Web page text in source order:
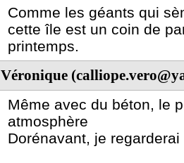
Comme les géants qui
cette île est un coin de
printemps.
Véronique
Même avec du béton, le
atmosphère
Dorénavant, je